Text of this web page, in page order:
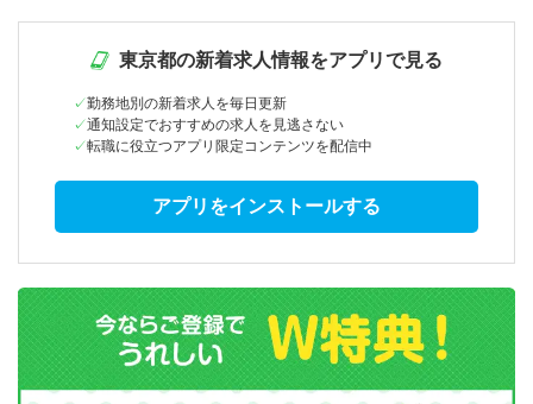
東京都の新着求人情報をアプリで見る
勤務地別の新着求人を毎日更新
通知設定でおすすめの求人を見逃さない
転職に役立つアプリ限定コンテンツを配信中
アプリをインストールする